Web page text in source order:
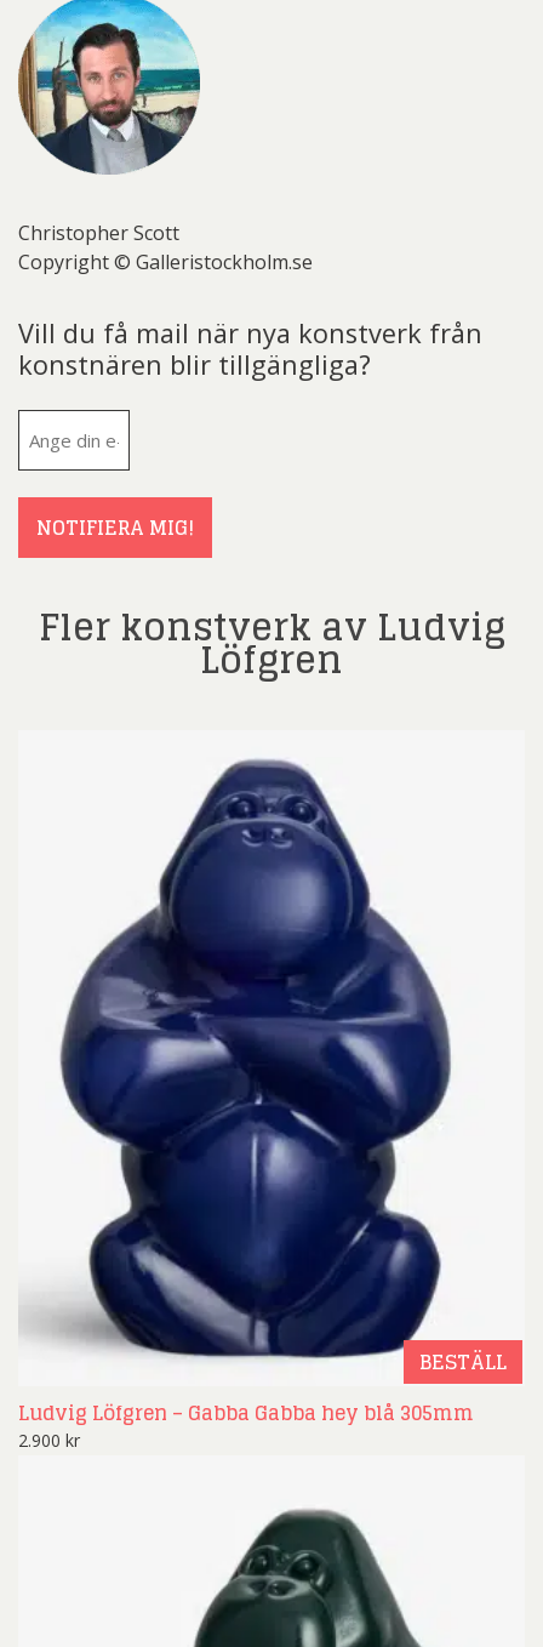
Christopher Scott
Copyright © Galleristockholm.se
Vill du få mail när nya konstverk från
konstnären blir tillgängliga?
NOTIFIERA MIG!
Fler konstverk av Ludvig
Löfgren
BESTÄLL
Ludvig Löfgren – Gabba Gabba hey blå 305mm
2.900 kr